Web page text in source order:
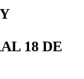
18 DE